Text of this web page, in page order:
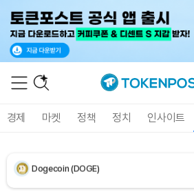
경제 마켓 정책 정치 인사이트
Solana (SOL)
Bitcoin (BTC)